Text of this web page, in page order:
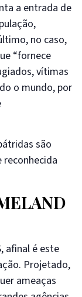
a entrada de
no caso,
“fornece
vítimas
o mundo, por
são
reconhecida
afinal é este
Projetado,
ameaças